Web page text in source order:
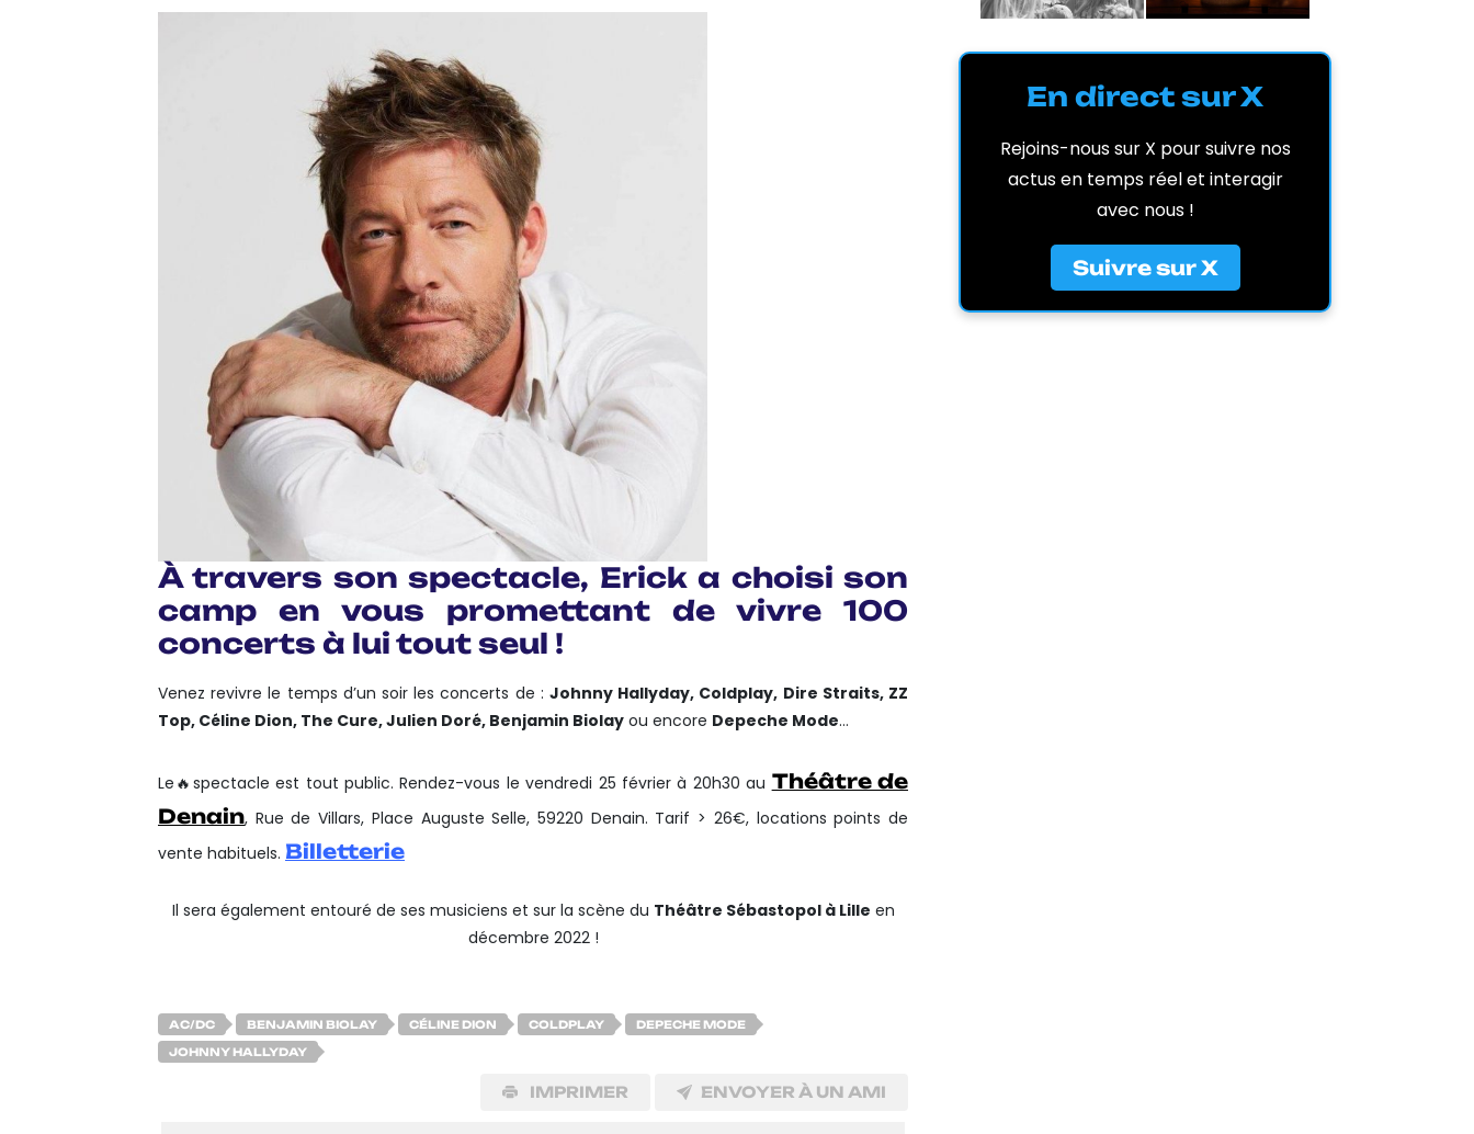
À travers son spectacle, Erick a choisi son
camp en vous promettant de vivre 100
concerts à lui tout seul !
Venez revivre le temps d’un soir les concerts de : Johnny Hallyday, Coldplay, Dire Straits, ZZ
Top, Céline Dion, The Cure, Julien Doré, Benjamin Biolay ou encore Depeche Mode…
Le🔥spectacle est tout public. Rendez-vous le vendredi 25 février à 20h30 au Théâtre de
Denain, Rue de Villars, Place Auguste Selle, 59220 Denain. Tarif > 26€, locations points de
vente habituels. Billetterie
Il sera également entouré de ses musiciens et sur la scène du Théâtre Sébastopol à Lille en
décembre 2022 !
AC/DC BENJAMIN BIOLAY CÉLINE DION COLDPLAY DEPECHE MODE
JOHNNY HALLYDAY
IMPRIMER ENVOYER À UN AMI
En direct sur X
Rejoins-nous sur X pour suivre nos
actus en temps réel et interagir
avec nous !
Suivre sur X